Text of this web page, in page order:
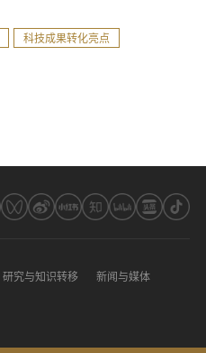
科技成果转化亮点
研究与知识转移
新闻与媒体